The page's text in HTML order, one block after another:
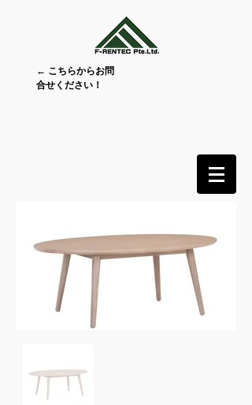
← こちらからお問
合せください！